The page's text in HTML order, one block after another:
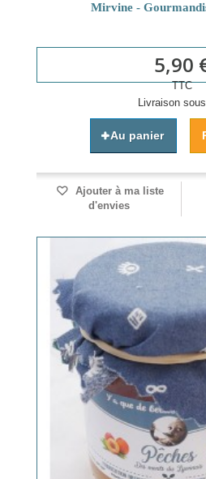
Mirvine -
5,90
TTC
Livraison
Au panier
Ajouter à ma liste
d'envies